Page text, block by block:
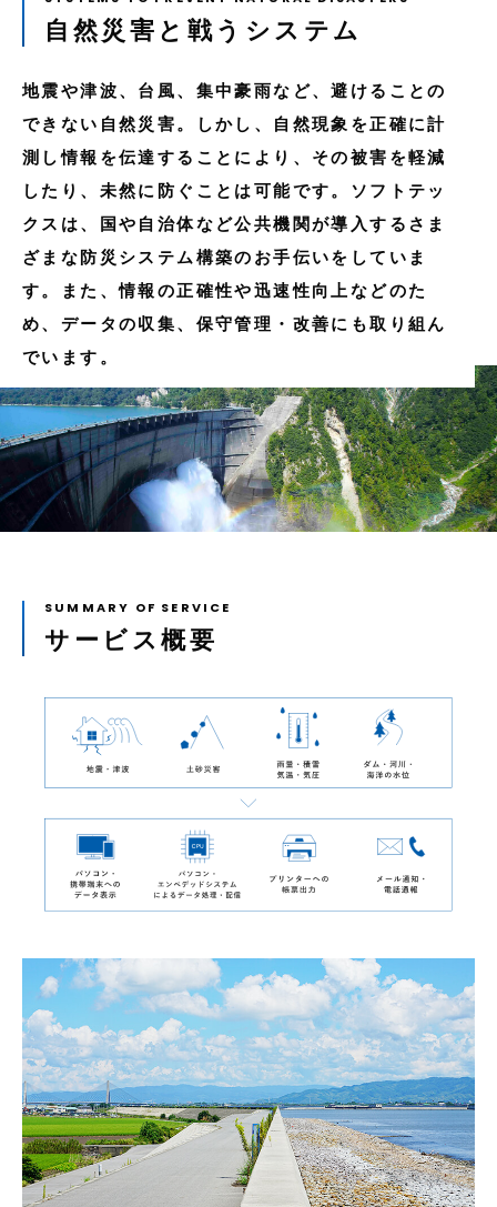
自然災害と戦うシステム
地震や津波、台風、集中豪雨など、避けることの
できない自然災害。しかし、自然現象を正確に計
測し情報を伝達することにより、その被害を軽減
したり、未然に防ぐことは可能です。ソフトテッ
クスは、国や自治体など公共機関が導入するさま
ざまな防災システム構築のお手伝いをしていま
す。また、情報の正確性や迅速性向上などのた
め、データの収集、保守管理・改善にも取り組ん
でいます。
サービス概要